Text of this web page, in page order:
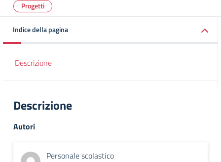
Progetti
Indice della pagina
Descrizione
Descrizione
Autori
Personale scolastico